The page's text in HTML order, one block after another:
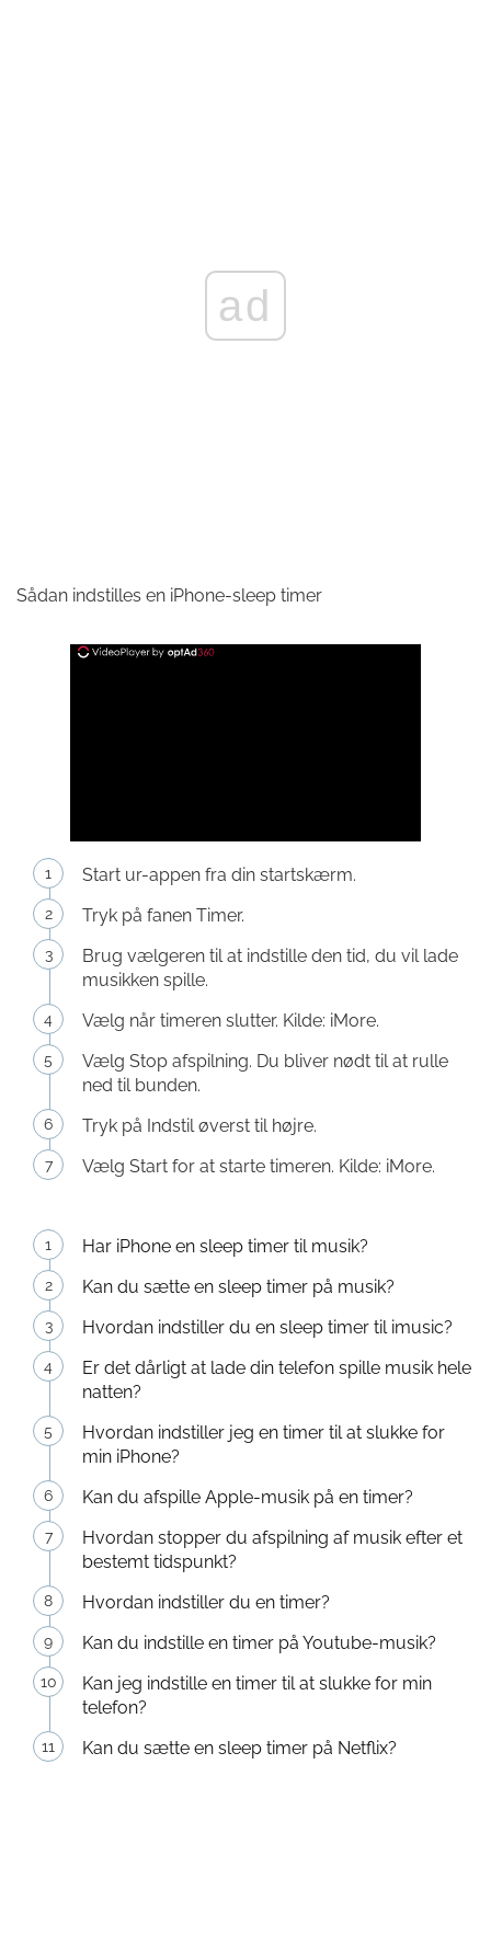
ad
Sådan indstilles en iPhone-sleep timer
Start ur-appen fra din startskærm.
Tryk på fanen Timer.
Brug vælgeren til at indstille den tid, du vil lade
musikken spille.
Vælg når timeren slutter. Kilde: iMore.
Vælg Stop afspilning. Du bliver nødt til at rulle
ned til bunden.
Tryk på Indstil øverst til højre.
Vælg Start for at starte timeren. Kilde: iMore.
Har iPhone en sleep timer til musik?
Kan du sætte en sleep timer på musik?
Hvordan indstiller du en sleep timer til imusic?
Er det dårligt at lade din telefon spille musik hele
natten?
Hvordan indstiller jeg en timer til at slukke for
min iPhone?
Kan du afspille Apple-musik på en timer?
Hvordan stopper du afspilning af musik efter et
bestemt tidspunkt?
Hvordan indstiller du en timer?
Kan du indstille en timer på Youtube-musik?
Kan jeg indstille en timer til at slukke for min
telefon?
Kan du sætte en sleep timer på Netflix?